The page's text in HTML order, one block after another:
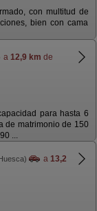
con multitud de
bien con cama
a 12,9 km de
para hasta 6
de matrimonio de 150
...
a 13,2